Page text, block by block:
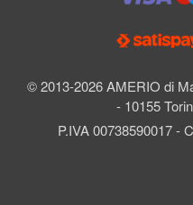
© 2013-2026 AMERIO di
- 10155
P.IVA 00738590017 -